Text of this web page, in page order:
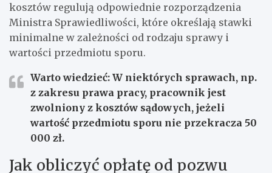
kosztów regulują odpowiednie rozporządzenia
Ministra Sprawiedliwości, które określają stawki
minimalne w zależności od rodzaju sprawy i
wartości przedmiotu sporu.
Warto wiedzieć: W niektórych sprawach, np.
z zakresu prawa pracy, pracownik jest
zwolniony z kosztów sądowych, jeżeli
wartość przedmiotu sporu nie przekracza 50
000 zł.
Jak obliczyć opłatę od pozwu